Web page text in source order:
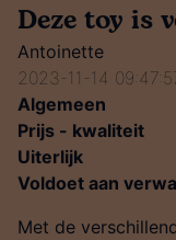
Deze toy is
Antoinette
2023-11-14
Algemeen
Prijs - kwaliteit
Uiterlijk
Voldoet aan
Met de